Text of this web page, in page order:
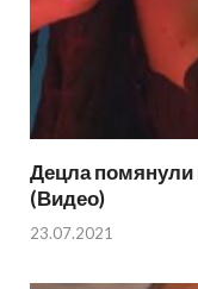
Децла
(Видео)
23.07.2021